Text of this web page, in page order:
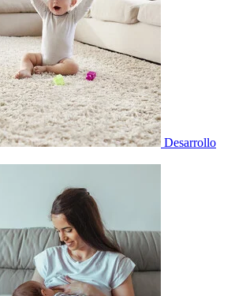
Desarrollo